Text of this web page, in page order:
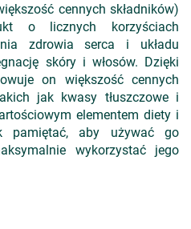
cennych składników)
o licznych korzyściach
zdrowia serca i układu
skóry i włosów. Dzięki
on większość cennych
jak kwasy tłuszczowe i
elementem diety i
pamiętać, aby używać go
wykorzystać jego